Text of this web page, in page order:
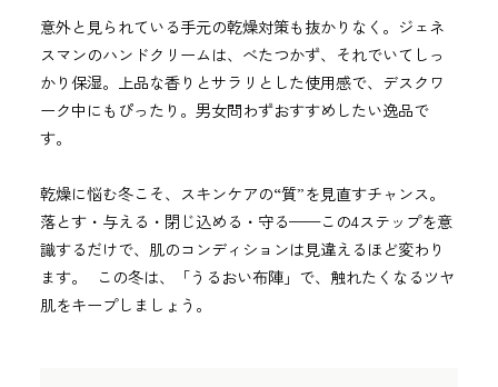
意外と見られている手元の乾燥対策も抜かりなく。ジェネ
スマンのハンドクリームは、べたつかず、それでいてしっ
かり保湿。上品な香りとサラリとした使用感で、デスクワ
ーク中にもぴったり。男女問わずおすすめしたい逸品で
す。
乾燥に悩む冬こそ、スキンケアの“質”を見直すチャンス。
落とす・与える・閉じ込める・守る——この4ステップを意
識するだけで、肌のコンディションは見違えるほど変わり
ます。 この冬は、「うるおい布陣」で、触れたくなるツヤ
肌をキープしましょう。